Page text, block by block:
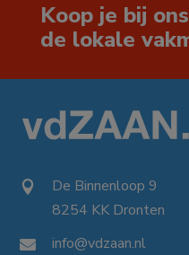
Koop je bij
de lokale
 De Binnenloop 9
8254 KK Dronten
 info@vdzaan.nl